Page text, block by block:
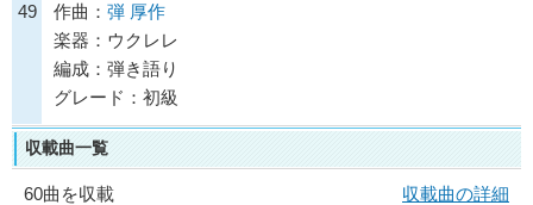
49
作曲： 弾 厚作
楽器：ウクレレ
編成：弾き語り
グレード：初級
収載曲一覧
60曲を収載
収載曲の詳細